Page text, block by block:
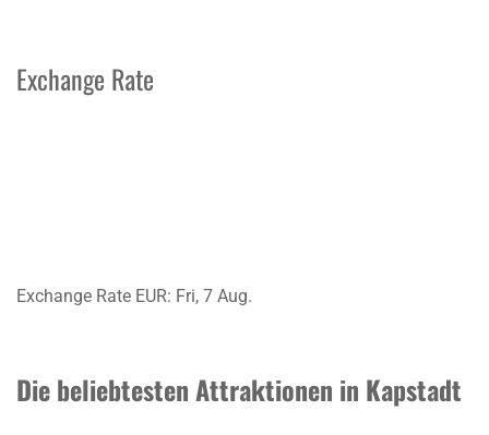
Exchange Rate
Exchange Rate EUR: Fri, 7 Aug.
Die beliebtesten Attraktionen in Kapstadt